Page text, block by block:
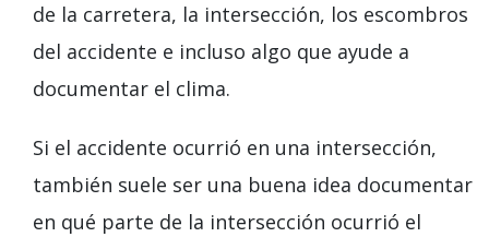
de la carretera, la intersección, los escombros
del accidente e incluso algo que ayude a
documentar el clima.
Si el accidente ocurrió en una intersección,
también suele ser una buena idea documentar
en qué parte de la intersección ocurrió el